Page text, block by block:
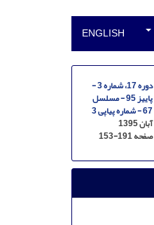
ENGLISH
دوره 17، شماره 3 -
پاییز 95 - مسلسل
67 - شماره پیاپی 3
آبان 1395
صفحه153-191